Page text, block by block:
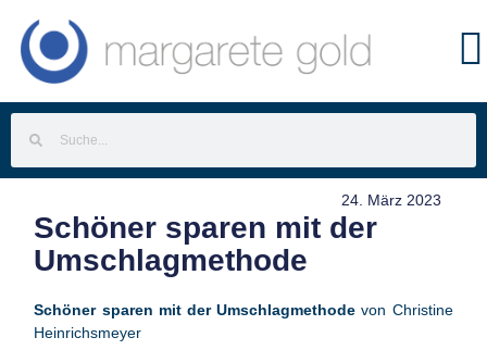
24. März 2023
Schöner sparen mit der
Umschlagmethode
Schöner sparen mit der Umschlagmethode von Christine
Heinrichsmeyer